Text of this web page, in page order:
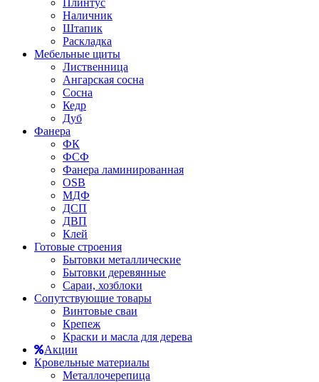
Наличник
Штапик
Раскладка
Мебельные щиты
Лиственница
Ангарская сосна
Сосна
Кедр
Дуб
Фанера
ФК
ФСФ
Фанера ламинированная
OSB
МДФ
ДСП
ДВП
Клей
Готовые строения
Бытовки металлические
Бытовки деревянные
Сараи, хозблоки
Сопутствующие товары
Винтовые сваи
Крепеж
Краски и масла для дерева
Акции
Кровельные материалы
Металлочерепица